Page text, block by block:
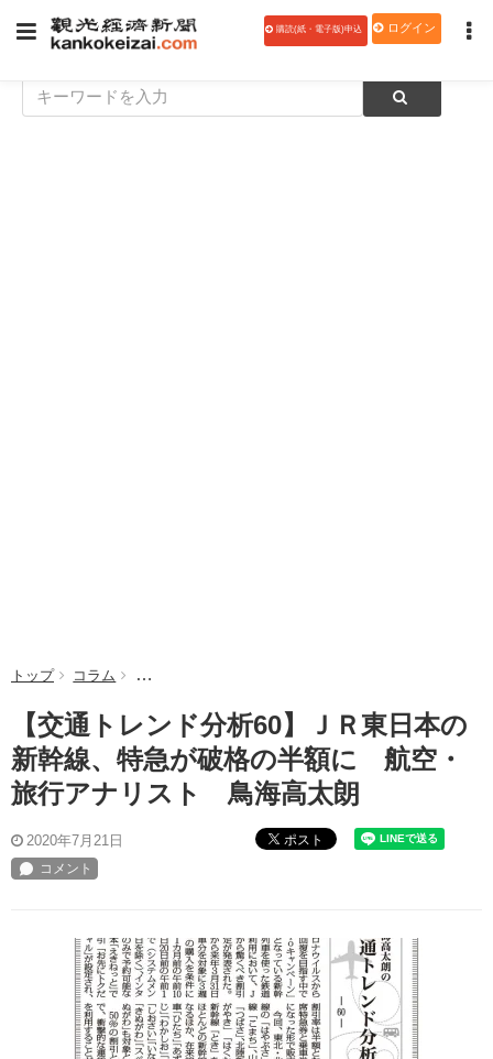
購読(紙・電子版)申込 ログイン
トップ コラム 【交通トレンド分析60】ＪＲ東日本の新幹線、特急
【交通トレンド分析60】ＪＲ東日本の
新幹線、特急が破格の半額に 航空・
旅行アナリスト 鳥海高太朗
2020年7月21日 ポスト